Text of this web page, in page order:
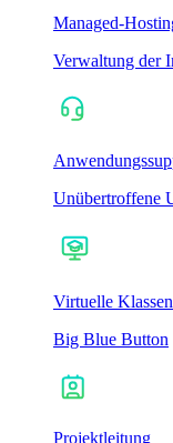
Managed-
Verwaltung der
Unübertroffene
Virtuelle
Big Blue Button
Projektleitung